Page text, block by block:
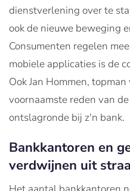
dienstverlening over te
ook de nieuwe beweging
Consumenten regelen
mobiele applicaties is de
Ook Jan Hommen, topman
voornaamste reden van
ontslagronde bij z'n bank.
Bankkantoren en
verdwijnen uit